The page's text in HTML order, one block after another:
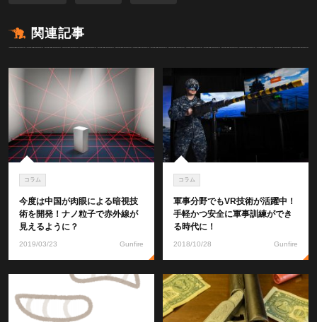
関連記事
コラム
今度は中国が肉眼による暗視技
術を開発！ナノ粒子で赤外線が
見えるように？
2019/03/23 Gunfire
コラム
軍事分野でもVR技術が活躍中！
手軽かつ安全に軍事訓練ができ
る時代に！
2018/10/28 Gunfire